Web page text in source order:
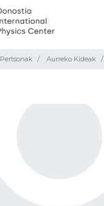
Pertsonak Aurreko Kideak